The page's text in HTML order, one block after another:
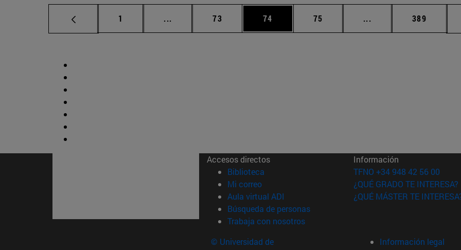
Página
1 ... Páginas intermedias Use TAB para desplazarse.
Página
73 Página
74 Página
75 ... Páginas intermedias
Página
389
Accesos directos
Biblioteca (abre en nueva ventana)
Mi correo(abre en nueva ventana)
Aula virtual ADI (abre en nueva ventana)
Búsqueda de personas(abre en nueva ventana)
Trabaja con nosotros(abre en nueva ventana)
Información
TFNO +34 948 42 56 00
¿QUÉ GRADO TE INTERESA?
¿QUÉ MÁSTER TE
© Universidad de
Información legal